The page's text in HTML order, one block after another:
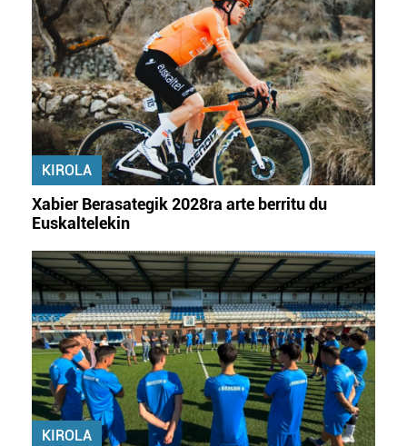
KIROLA
Xabier Berasategik 2028ra arte berritu du
Euskaltelekin
KIROLA